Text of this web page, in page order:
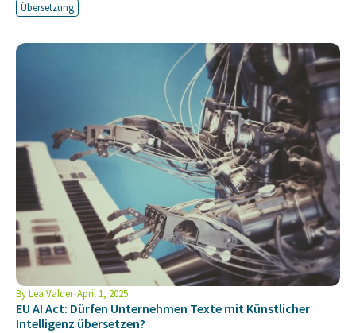
Übersetzung
ByLea Valder April 1, 2025
EU AI Act: Dürfen Unternehmen Texte mit Künstlicher
Intelligenz übersetzen?